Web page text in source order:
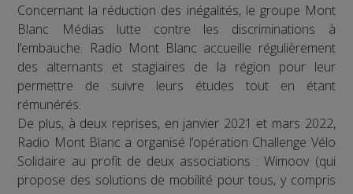
Concernant la réduction des inégalités, le groupe Mont
Blanc Médias lutte contre les discriminations à
l’embauche. Radio Mont Blanc accueille régulièrement
des alternants et stagiaires de la région pour leur
permettre de suivre leurs études tout en étant
rémunérés.
De plus, à deux reprises, en janvier 2021 et mars 2022,
Radio Mont Blanc a organisé l’opération Challenge Vélo
Solidaire au profit de deux associations : Wimoov (qui
propose des solutions de mobilité pour tous, y compris